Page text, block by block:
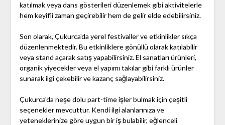
katılmak veya dans gösterileri düzenlemek gibi aktivitelerle
hem keyifli zaman geçirebilir hem de gelir elde edebilirsiniz.
Son olarak, Çukurca'da yerel festivaller ve etkinlikler sıkça
düzenlenmektedir. Bu etkinliklere gönüllü olarak katılabilir
veya stand açarak satış yapabilirsiniz. El sanatları ürünleri,
organik yiyecekler veya el yapımı takılar gibi farklı ürünler
sunarak ilgi çekebilir ve kazanç sağlayabilirsiniz.
Çukurca'da neşe dolu part-time işler bulmak için çeşitli
seçenekler mevcuttur. Kendi ilgi alanlarınıza ve
yeteneklerinize göre uygun bir iş bulabilir, eğlenceli